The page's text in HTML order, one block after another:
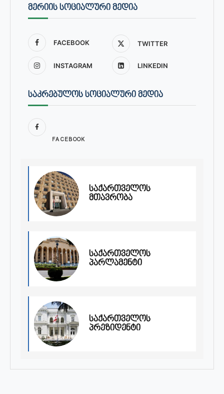
ᲛᲔᲠᲘᲘᲡ ᲡᲝᲪᲘᲐᲚᲣᲠᲘ ᲛᲔᲓᲘᲐ
FACEBOOK TWITTER
INSTAGRAM LINKEDIN
ᲡᲐᲙᲠᲔᲑᲣᲚᲝᲡ ᲡᲝᲪᲘᲐᲚᲣᲠᲘ ᲛᲔᲓᲘᲐ
FACEBOOK
საქართველოს
მთავრობა
საქართველოს
პარლამენტი
საქართველოს
პრეზიდენტი